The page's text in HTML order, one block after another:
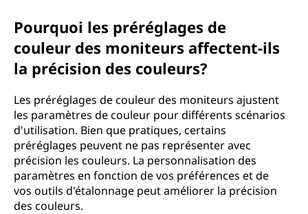
Pourquoi les préréglages de
couleur des moniteurs affectent-ils
la précision des couleurs?
Les préréglages de couleur des moniteurs ajustent
les paramètres de couleur pour différents scénarios
d'utilisation. Bien que pratiques, certains
préréglages peuvent ne pas représenter avec
précision les couleurs. La personnalisation des
paramètres en fonction de vos préférences et de
vos outils d'étalonnage peut améliorer la précision
des couleurs.